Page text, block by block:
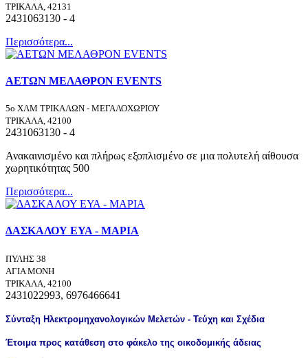
ΤΡΙΚΑΛΑ, 42131
2431063130 - 4
Περισσότερα...
ΑΕΤΩΝ ΜΕΛΑΘΡΟΝ EVENTS
5ο ΧΛΜ ΤΡΙΚΑΛΩΝ - ΜΕΓΑΛΟΧΩΡΙΟΥ
ΤΡΙΚΑΛΑ, 42100
2431063130 - 4
Ανακαινισμένο και πλήρως εξοπλισμένο σε μια πολυτελή αίθουσα
χωρητικότητας 500
Περισσότερα...
ΔΑΣΚΑΛΟΥ ΕΥΑ - ΜΑΡΙΑ
ΠΥΛΗΣ 38
ΑΓΙΑ ΜΟΝΗ
ΤΡΙΚΑΛΑ, 42100
2431022993, 6976466641
Σύνταξη Ηλεκτρομηχανολογικών Μελετών - Τεύχη και Σχέδια
Έτοιμα προς κατάθεση στο φάκελο της οικοδομικής άδειας